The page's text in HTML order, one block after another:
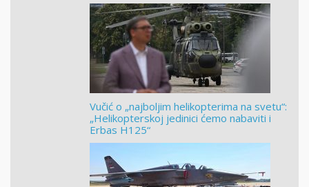
Vučić o „najboljim helikopterima na svetu“:
„Helikopterskoj jedinici ćemo nabaviti i
Erbas H125“